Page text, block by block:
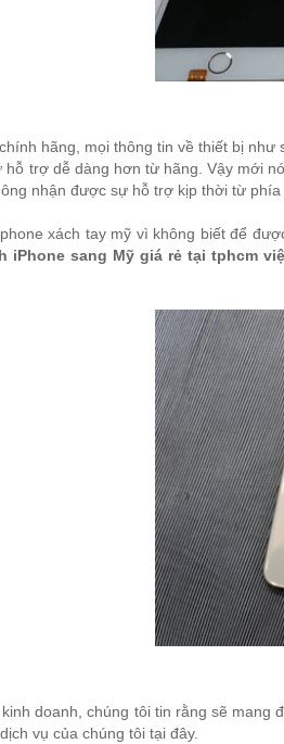
hãng, mọi thông tin về thiết bị
trợ dễ dàng hơn từ hãng. Vậy mới
nhận được sự hỗ trợ kịp thời từ phía
xách tay mỹ vì không biết để
iPhone sang Mỹ giá rẻ tại tphcm
doanh, chúng tôi tin rằng sẽ
vụ của chúng tôi tại đây.